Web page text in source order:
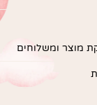
מוצר ומשלוחים